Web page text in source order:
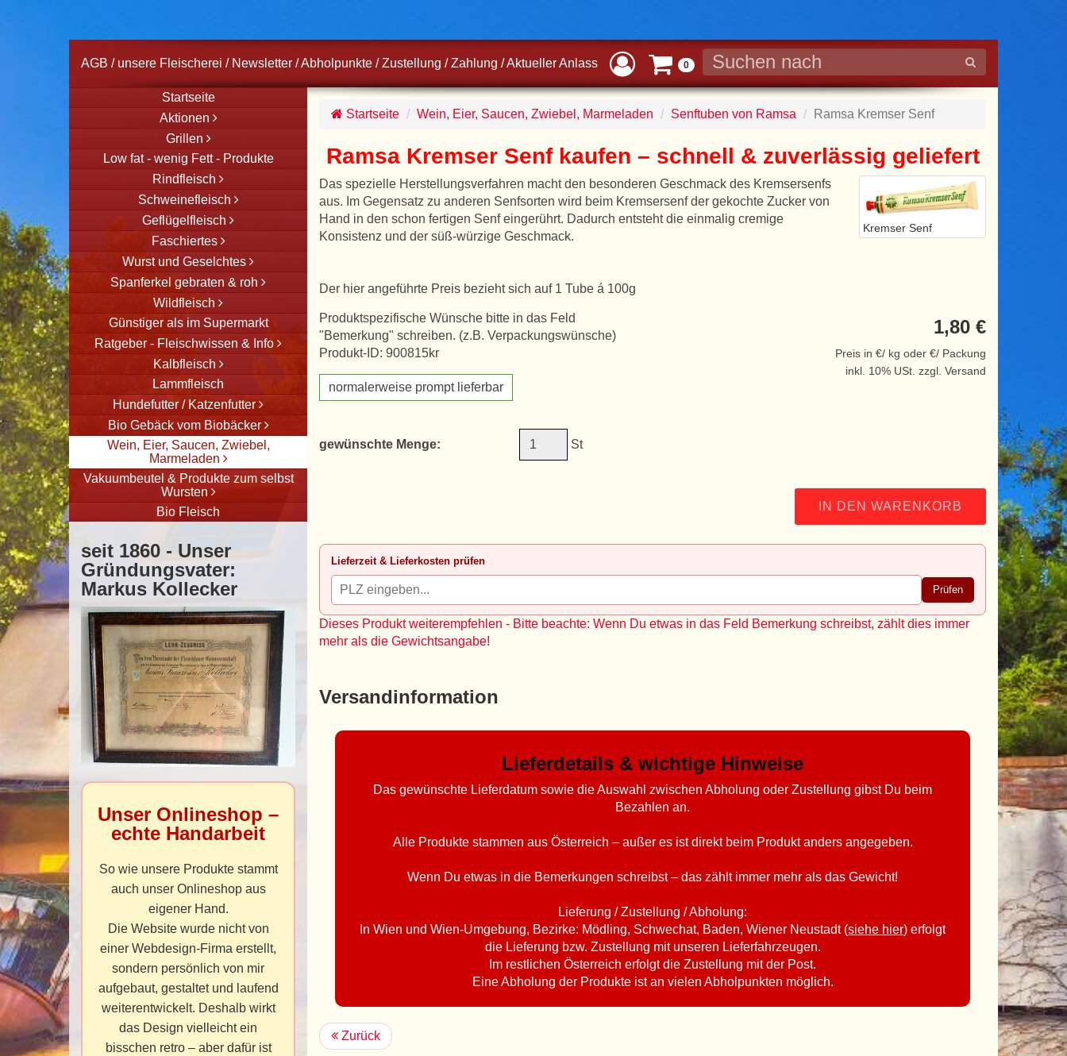
AGB / unsere Fleischerei / Newsletter /Abholpunkte / Zustellung / Zahlung /Aktueller Anlass 0
Startseite
Aktionen
Grillen
Low fat - wenig Fett - Produkte
Rindfleisch
Schweinefleisch
Geflügelfleisch
Faschiertes
Wurst und Geselchtes
Spanferkel gebraten & roh
Wildfleisch
Günstiger als im Supermarkt
Ratgeber - Fleischwissen & Info
Kalbfleisch
Lammfleisch
Hundefutter / Katzenfutter
Bio Gebäck vom Biobäcker
Wein, Eier, Saucen, Zwiebel,
Marmeladen
Vakuumbeutel & Produkte zum selbst
Wursten
Bio Fleisch
seit 1860 - Unser
Gründungsvater:
Markus Kollecker
Unser Onlineshop –
echte Handarbeit
So wie unsere Produkte stammt
auch unser Onlineshop aus
eigener Hand.
Die Website wurde nicht von
einer Webdesign-Firma erstellt,
sondern persönlich von mir
aufgebaut, gestaltet und laufend
weiterentwickelt. Deshalb wirkt
das Design vielleicht ein
bisschen retro – aber dafür ist
Startseite Wein, Eier, Saucen, Zwiebel, Marmeladen Senftuben von Ramsa Ramsa Kremser Senf
Ramsa Kremser Senf kaufen – schnell & zuverlässig geliefert
Kremser Senf
Das spezielle Herstellungsverfahren macht den besonderen Geschmack des Kremsersenfs
aus. Im Gegensatz zu anderen Senfsorten wird beim Kremsersenf der gekochte Zucker von
Hand in den schon fertigen Senf eingerührt. Dadurch entsteht die einmalig cremige
Konsistenz und der süß-würzige Geschmack.
Der hier angeführte Preis bezieht sich auf 1 Tube á 100g
Produktspezifische Wünsche bitte in das Feld
"Bemerkung" schreiben. (z.B. Verpackungswünsche)
Produkt-ID: 900815kr
normalerweise prompt lieferbar
1,80 €
Preis in €/ kg oder €/ Packung
inkl. 10% USt. zzgl. Versand
gewünschte Menge: St
IN DEN WARENKORB
Lieferzeit & Lieferkosten prüfen
Prüfen
Dieses Produkt weiterempfehlen - Bitte beachte: Wenn Du etwas in das Feld Bemerkung schreibst, zählt dies immer
mehr als die Gewichtsangabe!
Versandinformation
Lieferdetails & wichtige Hinweise
Das gewünschte Lieferdatum sowie die Auswahl zwischen Abholung oder Zustellung gibst Du beim
Bezahlen an.
Alle Produkte stammen aus Österreich – außer es ist direkt beim Produkt anders angegeben.
Wenn Du etwas in die Bemerkungen schreibst – das zählt immer mehr als das Gewicht!
Lieferung / Zustellung / Abholung:
In Wien und Wien-Umgebung, Bezirke: Mödling, Schwechat, Baden, Wiener Neustadt (siehe hier) erfolgt
die Lieferung bzw. Zustellung mit unseren Lieferfahrzeugen.
Im restlichen Österreich erfolgt die Zustellung mit der Post.
Eine Abholung der Produkte ist an vielen Abholpunkten möglich.
Zurück